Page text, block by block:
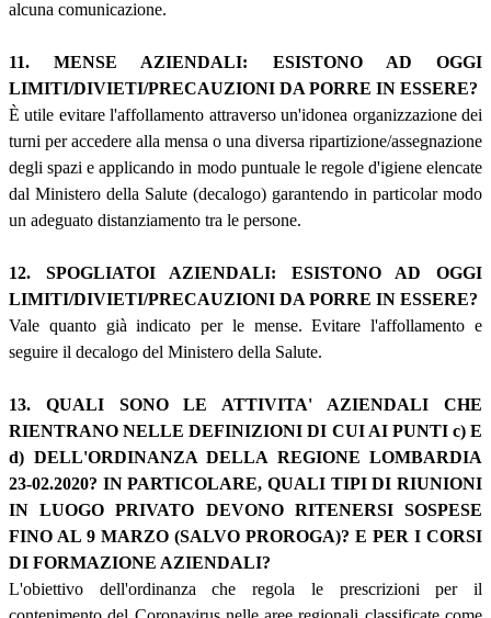
alcuna comunicazione.
11. MENSE AZIENDALI: ESISTONO AD OGGI
LIMITI/DIVIETI/PRECAUZIONI DA PORRE IN ESSERE?
È utile evitare l'affollamento attraverso un'idonea organizzazione dei
turni per accedere alla mensa o una diversa ripartizione/assegnazione
degli spazi e applicando in modo puntuale le regole d'igiene elencate
dal Ministero della Salute (decalogo) garantendo in particolar modo
un adeguato distanziamento tra le persone.
12. SPOGLIATOI AZIENDALI: ESISTONO AD OGGI
LIMITI/DIVIETI/PRECAUZIONI DA PORRE IN ESSERE?
Vale quanto già indicato per le mense. Evitare l'affollamento e
seguire il decalogo del Ministero della Salute.
13. QUALI SONO LE ATTIVITA' AZIENDALI CHE
RIENTRANO NELLE DEFINIZIONI DI CUI AI PUNTI c) E
d) DELL'ORDINANZA DELLA REGIONE LOMBARDIA
23-02.2020? IN PARTICOLARE, QUALI TIPI DI RIUNIONI
IN LUOGO PRIVATO DEVONO RITENERSI SOSPESE
FINO AL 9 MARZO (SALVO PROROGA)? E PER I CORSI
DI FORMAZIONE AZIENDALI?
L'obiettivo dell'ordinanza che regola le prescrizioni per il